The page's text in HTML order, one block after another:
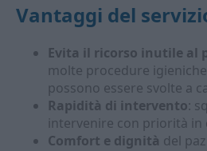
Vantaggi del
Evita il ricorso inutile al
molte procedure
possono essere svolte a
Rapidità di intervento:
intervenire con priorità in
Comfort e dignità del